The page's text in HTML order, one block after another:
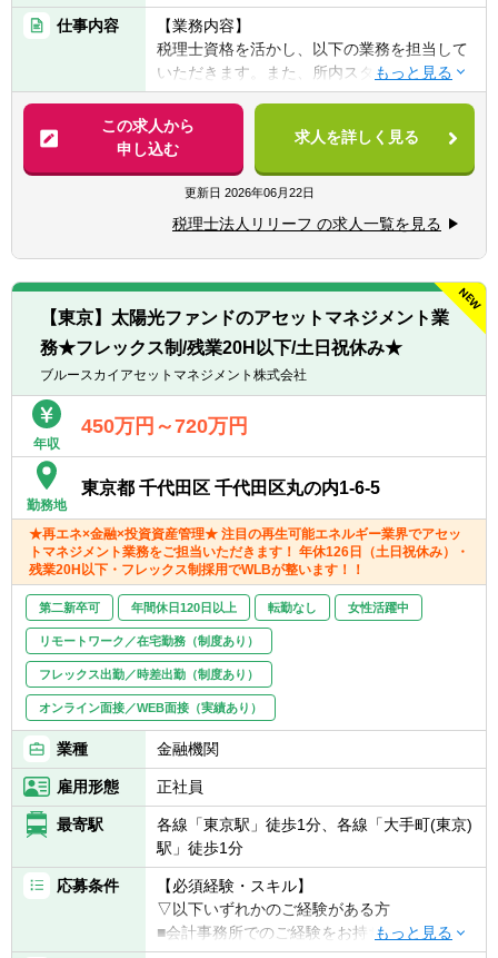
■後輩指導（マネジメント）のご経験
■会計事務所での勤務のご経験
■事業会社経理業務のご経験
【求める人物像】
■チャレンジ精神がある
税理士事務所での仕事をお客様に対する「サ
ービス」として捉えられる
■コツコツ努力できる
■明るい、人と話すのが好き、事務作業が好
という意欲をお持ちの方
※仕事に対する意欲や、上昇志向のある方、
大歓迎です！人間性を重視しながら採用して
いるので、たとえ税務の経験が浅くても、意
仕事内容
【業務内容】
税理士資格を活かし、以下の業務を担当して
いただきます。また、所内スタッフのサポー
ト役としても期待しております。
【具体的には】
業務は多岐に渡り、コンサルティング業務
（30～50件程度）や資産税・相続案件（年間
10件以上）にも力を入れています。
チャレンジ意欲のある方には、やってみたい
業務を積極的にお任せ致します！
■税務相談、各種コンサルティング
■資産税業務
■各種申告書作成、確定申告業務
■決算業務、年末調整
■関与先への報告
■新規顧客開拓 etc.
【主な使用ソフト】
可能性あり
この求人から
申し込む
求人を詳しく見る
更新日 2026年06月22日
税理士法人リリーフ の求人一覧を見る
【東京】太陽光ファンドのアセットマネジメント業
務★フレックス制/残業20H以下/土日祝休み★
ブルースカイアセットマネジメント株式会社
年収
450万円～720万円
勤務地
東京都 千代田区 千代田区丸の内1-6-5
★再エネ×金融×投資資産管理★ 注目の再生可能エネルギー業界でアセッ
トマネジメント業務をご担当いただきます！ 年休126日（土日祝休み）・
残業20H以下・フレックス制採用でWLBが整います！！
第二新卒可 年間休日120日以上 転勤なし 女性活躍中
リモートワーク／在宅勤務（制度あり）
フレックス出勤／時差出勤（制度あり）
オンライン面接／WEB面接（実績あり）
業種 金融機関
雇用形態 正社員
最寄駅
各線「東京駅」徒歩1分、各線「大手町(東京)
駅」徒歩1分
応募条件
【必須経験・スキル】
▽以下いずれかのご経験がある方
■会計事務所でのご経験をお持ちの方